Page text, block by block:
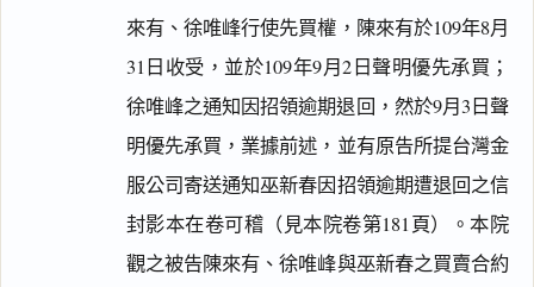
來有、徐唯峰行使先買權，陳來有於109年8月
31日收受，並於109年9月2日聲明優先承買；
徐唯峰之通知因招領逾期退回，然於9月3日聲
明優先承買，業據前述，並有原告所提台灣金
服公司寄送通知巫新春因招領逾期遭退回之信
封影本在卷可稽（見本院卷第181頁）。本院
觀之被告陳來有、徐唯峰與巫新春之買賣合約